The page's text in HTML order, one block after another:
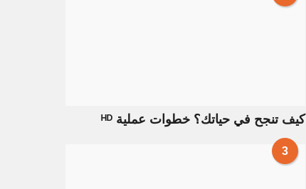
كيف تنجح في حياتك؟ خطوات عملية ᴴᴰ
3